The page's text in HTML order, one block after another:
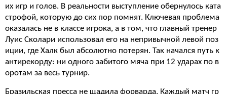
их игр и голов. В реальности выступление обернулось ката
строфой, которую до сих пор помнят. Ключевая проблема
оказалась не в классе игрока, а в том, что главный тренер
Луис Сколари использовал его на непривычной левой поз
иции, где Халк был абсолютно потерян. Так начался путь к
антирекорду: ни одного забитого мяча при 12 ударах по в
оротам за весь турнир.
Бразильская пресса не щадила форварда. Каждый матч гр